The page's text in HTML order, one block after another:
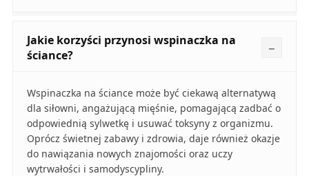
Jakie korzyści przynosi wspinaczka na
ściance?
Wspinaczka na ściance może być ciekawą alternatywą
dla siłowni, angażującą mięśnie, pomagającą zadbać o
odpowiednią sylwetkę i usuwać toksyny z organizmu.
Oprócz świetnej zabawy i zdrowia, daje również okazje
do nawiązania nowych znajomości oraz uczy
wytrwałości i samodyscypliny.